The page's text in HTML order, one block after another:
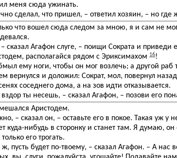
меня сюда ужинать.
сделал, что пришел, – ответил хозяин, – но где
что вошел сюда следом за мною, я и сам не
сказал Агафон слуге, – поищи Сократа и приведи
располагайся рядом с Эриксимахом 16!
ему ноги, чтобы он мог возлечь; а другой раб
вернулся и доложил: Сократ, мол, повернул
соседнего дома, а на зов идти отказывается.
вздор ты несешь, – сказал Агафон, – позови его
Аристодем.
– сказал он, – оставьте его в покое. Такая уж у
куда-нибудь в сторонку и станет там. Я думаю, он
его трогать.
ж, пусть будет по-твоему, – сказал Агафон. – А нас